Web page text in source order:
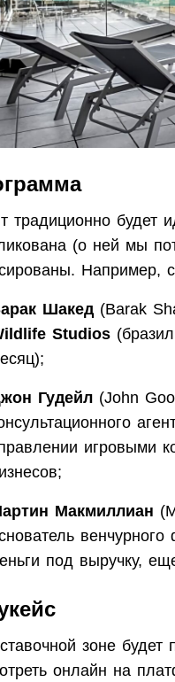
традиционно будет
(о ней мы
Например,
Шакед(Barak
Studios
Гудейл (John
игровыми
Макмиллиан
под выручку,
зоне
онлайн на